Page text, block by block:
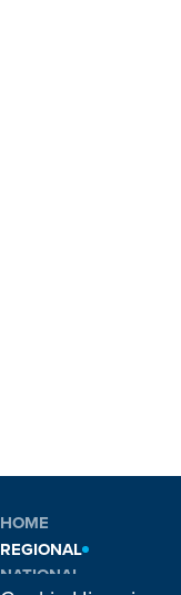
HOME
REGIONAL
NATIONAL